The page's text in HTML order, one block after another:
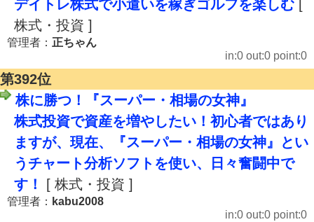
デイトレ株式で小遣いを稼ぎゴルフを楽しむ
株式・投資 ]
管理者： 正ちゃん
in:0 out:0 point:0
第392位
株に勝つ！『スーパー・相場の女神』
株式投資で資産を増やしたい！初心者ではあり
ますが、現在、『スーパー・相場の女神』とい
うチャート分析ソフトを使い、日々奮闘中で
す！
[ 株式・投資 ]
管理者： kabu2008
in:0 out:0 point:0